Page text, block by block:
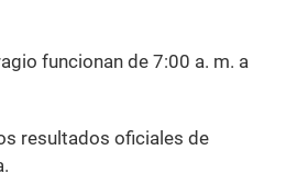
funcionan de 7:00 a. m. a
resultados oficiales de